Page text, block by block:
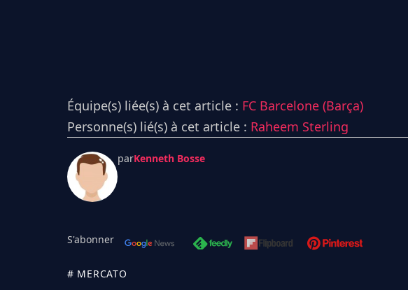
Équipe(s) liée(s) à cet article : FC Barcelone (Barça)
Personne(s) lié(s) à cet article : Raheem Sterling
parKenneth Bosse
S'abonner
# MERCATO